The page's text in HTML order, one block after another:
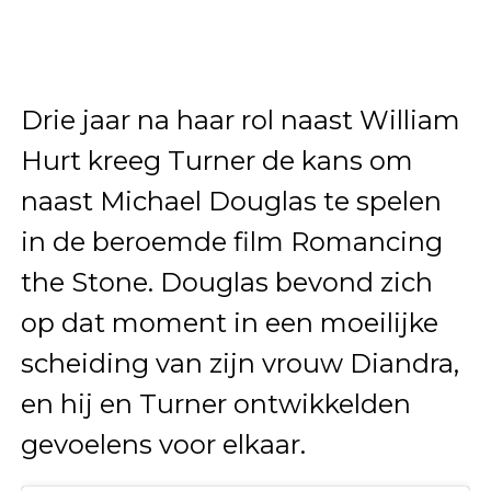
Drie jaar na haar rol naast William
Hurt kreeg Turner de kans om
naast Michael Douglas te spelen
in de beroemde film Romancing
the Stone. Douglas bevond zich
op dat moment in een moeilijke
scheiding van zijn vrouw Diandra,
en hij en Turner ontwikkelden
gevoelens voor elkaar.